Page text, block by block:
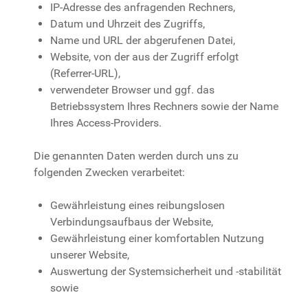
IP-Adresse des anfragenden Rechners,
Datum und Uhrzeit des Zugriffs,
Name und URL der abgerufenen Datei,
Website, von der aus der Zugriff erfolgt
(Referrer-URL),
verwendeter Browser und ggf. das
Betriebssystem Ihres Rechners sowie der Name
Ihres Access-Providers.
Die genannten Daten werden durch uns zu
folgenden Zwecken verarbeitet:
Gewährleistung eines reibungslosen
Verbindungsaufbaus der Website,
Gewährleistung einer komfortablen Nutzung
unserer Website,
Auswertung der Systemsicherheit und -stabilität
sowie